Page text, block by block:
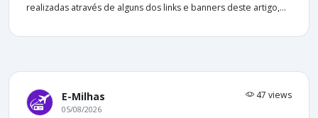
realizadas através de alguns dos links e banners deste artigo,...
E-Milhas 47 views
05/08/2026